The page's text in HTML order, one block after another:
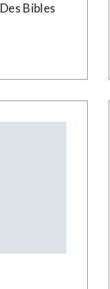
Bibles